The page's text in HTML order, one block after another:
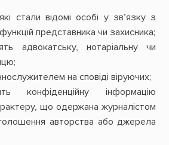
стали відомі особі у зв’язку з
представника чи захисника;
адвокатську, нотаріальну чи
на сповіді віруючих;
конфіденційну інформацію
що одержана журналістом
авторства або джерела